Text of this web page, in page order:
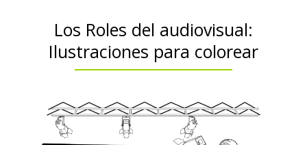
Los Roles del audiovisual:
Ilustraciones para colorear